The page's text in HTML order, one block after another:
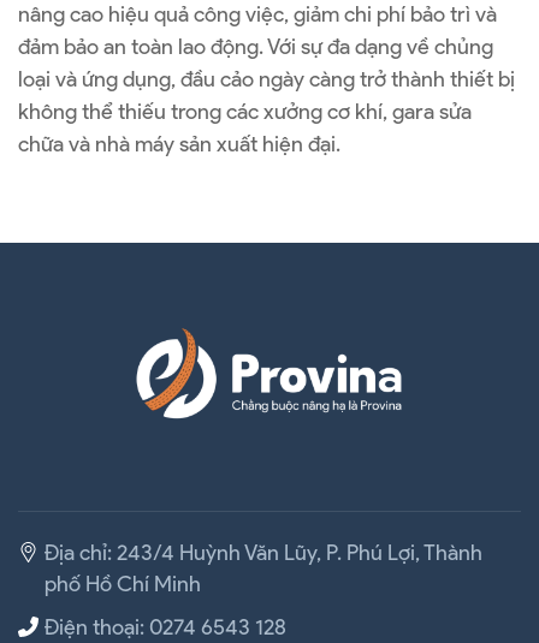
nâng cao hiệu quả công việc, giảm chi phí bảo trì và
đảm bảo an toàn lao động. Với sự đa dạng về chủng
loại và ứng dụng, đầu cảo ngày càng trở thành thiết bị
không thể thiếu trong các xưởng cơ khí, gara sửa
chữa và nhà máy sản xuất hiện đại.
Địa chỉ: 243/4 Huỳnh Văn Lũy, P. Phú Lợi, Thành
phố Hồ Chí Minh
Điện thoại: 0274 6543 128